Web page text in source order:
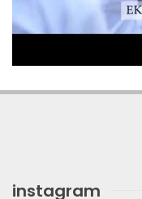
instagram